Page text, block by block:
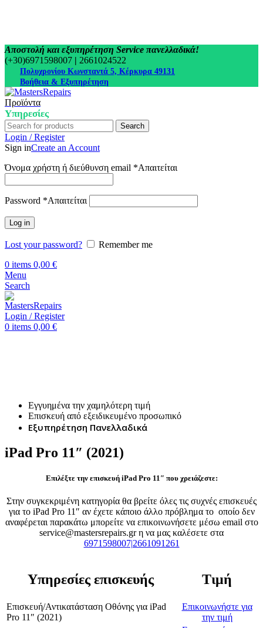
Αποστολή και εξυπηρέτηση Service πανελλαδικά!
(+30)6971598007 | 2661024522
Πολυχρονίου Κωνσταντά 5, Κέρκυρα 49131
Βοήθεια & Εξυπηρέτηση
Προϊόντα
Υπηρεσίες
Search
Login / Register
Sign inCreate an Account
Όνομα χρήστη ή διεύθυνση email *Απαιτείται
Password *Απαιτείται
Log in
Lost your password?
Remember me
0 items 0,00 €
Menu
Search
Login / Register
0 items 0,00 €
Εγγυημένα την χαμηλότερη τιμή
Επισκευή από εξειδικευμένο προσωπικό
Εξυπηρέτηση Πανελλαδικά
iPad Pro 11″ (2021)
Επιλέξτε την επισκευή iPad Pro 11″ που χρειάζεστε:
Στην συγκεκριμένη κατηγορία θα βρείτε όλες τις συχνές επισκευές
για το iPad Pro 11″ αν έχετε κάποιο άλλο πρόβλημα το οποίο δεν
αναφέρεται παρακάτω μπορείτε να επικοινωνήσετε μέσω email στο
service@mastersrepairs.gr η να μας καλέσετε στα
6971598007|2661091261
Υπηρεσίες επισκευής Τιμή
Επισκευή/Αντικατάσταση Οθόνης για iPad
Pro 11″ (2021)
Επικοινωνήστε για
την τιμή